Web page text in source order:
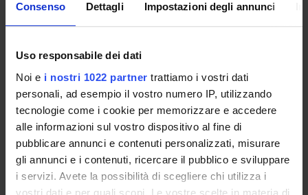
Consenso Dettagli Impostazioni degli annunci
Uso responsabile dei dati
Noi e i nostri 1022 partner trattiamo i vostri dati
personali, ad esempio il vostro numero IP, utilizzando
tecnologie come i cookie per memorizzare e accedere
alle informazioni sul vostro dispositivo al fine di
pubblicare annunci e contenuti personalizzati, misurare
gli annunci e i contenuti, ricercare il pubblico e sviluppare
i servizi. Avete la possibilità di scegliere chi utilizza i
vostri dati e per quali scopi. Le vostre scelte in materia di
COMMISSIONI
UFFICI E STRUTTURE DI SERVIZIO
SERVIZI DI SEGRETERIA STUDENTI